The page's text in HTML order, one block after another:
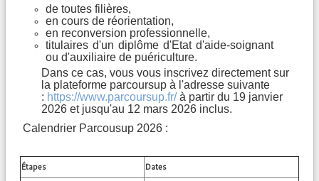
de toutes filières,
en cours de réorientation,
en reconversion professionnelle,
titulaires d'un diplôme d'Etat d'aide-soignant
ou d'auxiliaire de puériculture.
Dans ce cas, vous vous inscrivez directement sur
la plateforme parcoursup à l'adresse suivante
: https://www.parcoursup.fr/à partir du 19 janvier
2026 et jusqu'au 12 mars 2026 inclus.
Calendrier Parcousup 2026 :
Étapes
Dates